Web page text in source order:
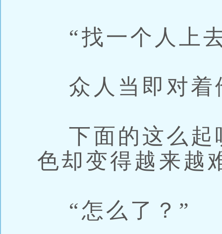
“找一个人上
众人当即对着
下面的这么起
色却变得越来越
“怎么了？”